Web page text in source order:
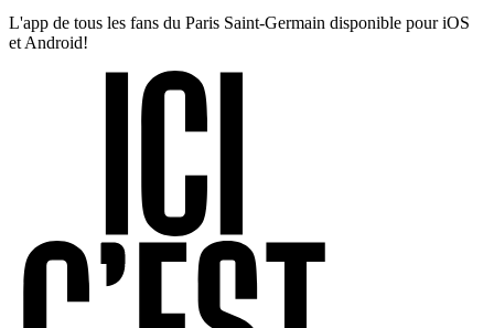
L'app de tous les fans du Paris Saint-Germain disponible pour iOS
et Android!